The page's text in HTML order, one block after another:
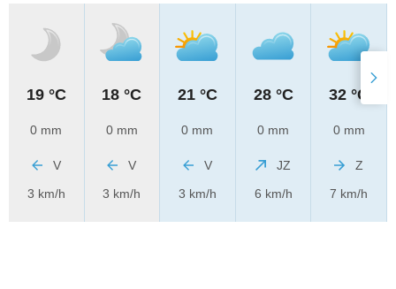
19 °C
0 mm
V
3 km/h
18 °C
0 mm
V
3 km/h
21 °C
0 mm
V
3 km/h
28 °C
0 mm
JZ
6 km/h
32 °C
0 mm
Z
7 km/h